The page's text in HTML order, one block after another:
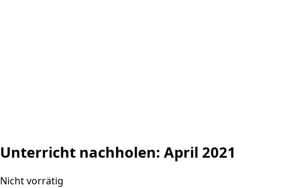
Unterricht nachholen: April 2021
Nicht vorrätig